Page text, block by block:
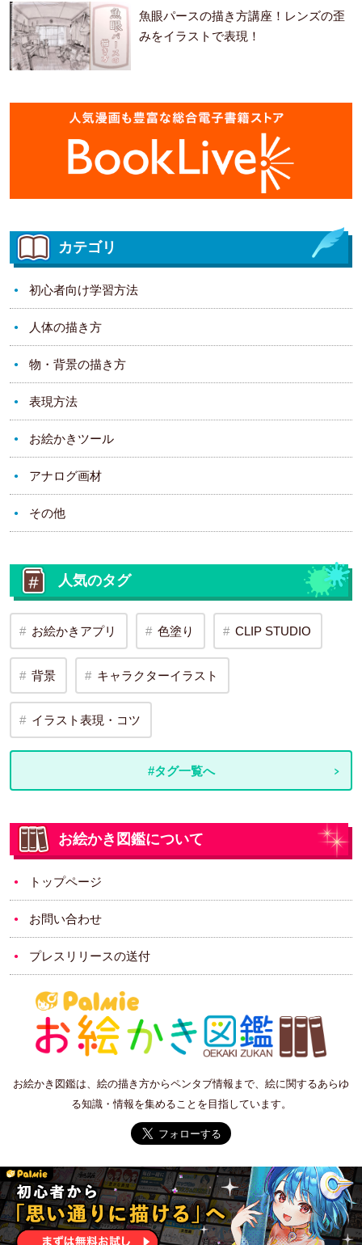
魚眼パースの描き方講座！レンズの歪
みをイラストで表現！
カテゴリ
初心者向け学習方法
人体の描き方
物・背景の描き方
表現方法
お絵かきツール
アナログ画材
その他
人気のタグ
お絵かきアプリ 色塗り CLIP STUDIO
背景 キャラクターイラスト
イラスト表現・コツ
#タグ一覧へ
お絵かき図鑑について
トップページ
お問い合わせ
プレスリリースの送付
お絵かき図鑑は、絵の描き方からペンタブ情報まで、絵に関するあらゆ
る知識・情報を集めることを目指しています。